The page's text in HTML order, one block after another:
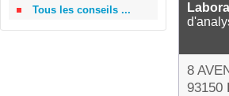
Tous les conseils ...
8
93150